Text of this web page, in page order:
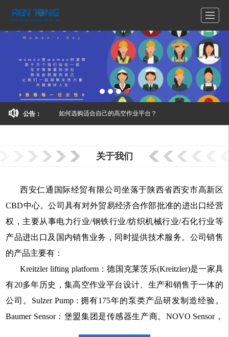
公告： 如何选购适合自己的高空作业平台？
关于我们
西安仁通国际经贸有限公司坐落于陕西省西安市高新区
CBD中心。公司具有对外贸易经济合作部批准的进出口经营
权，主要从事电力行业/钢铁行业/纺织机械行业/石化行业等
产品进出口及国内销售业务，同时提供技术服务。公司销售
的产品主要有：
Kreitzlerlifting platform：德国克莱茨乐(Kreitzler)是一家具
有20多年历史，集高空作业平台设计、生产和销售于一体的
公司。Sulzer Pump : 拥有175年的泵类产品研发制造经验。
Baumer Sensor：堡盟集团是传感器生产商。NOVO Sensor，